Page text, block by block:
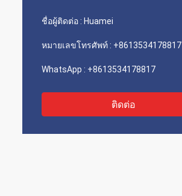
ประสิทธิภาพสูง!
ชื่อผู้ติดต่อ : Huamei
หมายเลขโทรศัพท์ : +8613534178817
WhatsApp : +8613534178817
ติดต่อ